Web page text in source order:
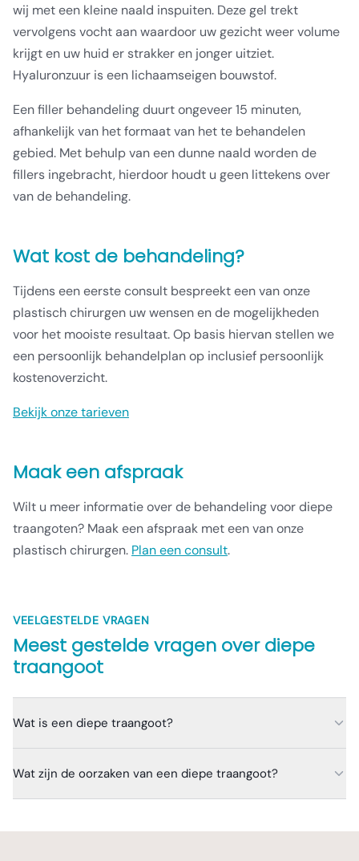
wij met een kleine naald inspuiten. Deze gel trekt
vervolgens vocht aan waardoor uw gezicht weer volume
krijgt en uw huid er strakker en jonger uitziet.
Hyaluronzuur is een lichaamseigen bouwstof.
Een filler behandeling duurt ongeveer 15 minuten,
afhankelijk van het formaat van het te behandelen
gebied. Met behulp van een dunne naald worden de
fillers ingebracht, hierdoor houdt u geen littekens over
van de behandeling.
Wat kost de behandeling?
Tijdens een eerste consult bespreekt een van onze
plastisch chirurgen uw wensen en de mogelijkheden
voor het mooiste resultaat. Op basis hiervan stellen we
een persoonlijk behandelplan op inclusief persoonlijk
kostenoverzicht.
Bekijk onze tarieven
Maak een afspraak
Wilt u meer informatie over de behandeling voor diepe
traangoten? Maak een afspraak met een van onze
plastisch chirurgen. Plan een consult.
VEELGESTELDE VRAGEN
Meest gestelde vragen overdiepe
traangoot
Wat is een diepe traangoot?
Wat zijn de oorzaken van een diepe traangoot?